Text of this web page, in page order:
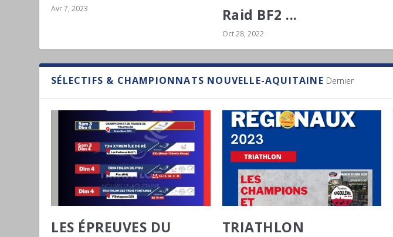
Avr 7, 2023
Raid BF2 ...
Oct 28, 2022
SÉLECTIFS & CHAMPIONNATS NOUVELLE-AQUITAINE Dernier
LES ÉPREUVES DU
TRIATHLON